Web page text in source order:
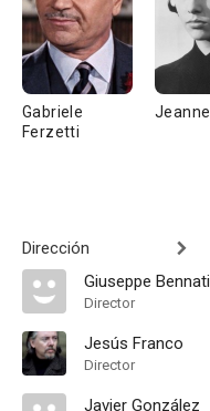
Gabriele
Ferzetti
Dirección
Giuseppe Bennati
Director
Jesús Franco
Director
Javier González